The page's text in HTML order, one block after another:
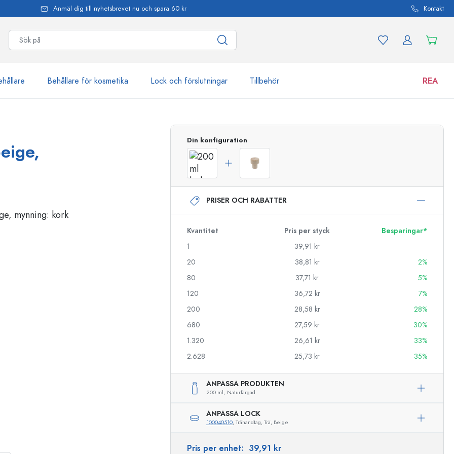
Anmäl dig till nyhetsbrevet nu och spara 60 kr Kontakt
Behållare för kosmetika Lock och förslutningar Tillbehör REA
Sprayflaskor
Airless dispenser
Roll on-flaskor
Flaskor med motiv
Ginflaskor
Julflaskor
Dekorativa flaskor
Cylinderflaskor
Ballongflaskor
Burkar
Din konfiguration
PRISER OCH RABATTER
Kvantitet Pris per styck
Besparingar*
1
39,91 kr
20
38,81 kr
2%
80
37,71 kr
5%
120
36,72 kr
7%
200
28,58 kr
28%
680
27,59 kr
30%
1.320
26,61 kr
33%
2.628
25,73 kr 35%
ANPASSA PRODUKTEN
200 ml, Naturfärgad
ANPASSA LOCK
100040510, Trähandtag, Trä, Beige
Pris per enhet: 39,91 kr